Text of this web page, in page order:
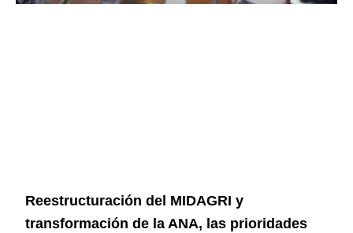
Reestructuración del MIDAGRI y
transformación de la ANA, las prioridades